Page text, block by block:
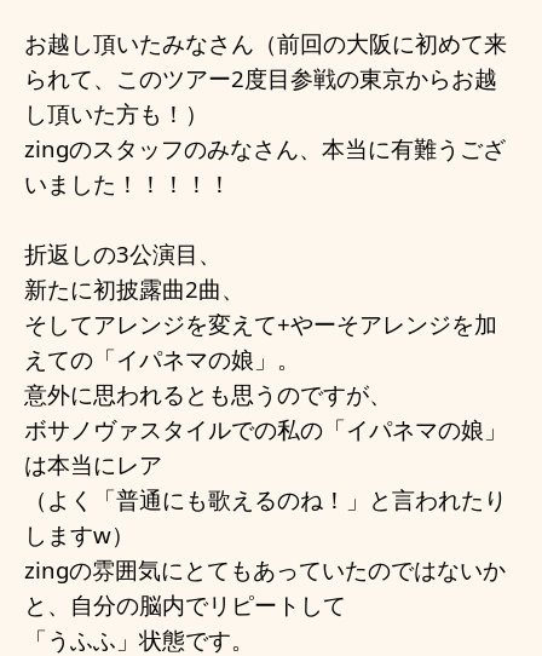
お越し頂いたみなさん（前回の大阪に初めて来
られて、このツアー2度目参戦の東京からお越
し頂いた方も！）
zingのスタッフのみなさん、 本当に有難うござ
いました！！！！！
折返しの3公演目、
新たに初披露曲2曲、
そしてアレンジを変えて+やーそアレンジを加
えての「イパネマの娘」。
意外に思われるとも思うのですが、
ボサノヴァスタイルでの私の「イパネマの娘」
は本当にレア
（よく「普通にも歌えるのね！」と言われたり
しますw）
zingの雰囲気にとてもあっていたのではないか
と、自分の脳内でリピートして
「うふふ」状態です。